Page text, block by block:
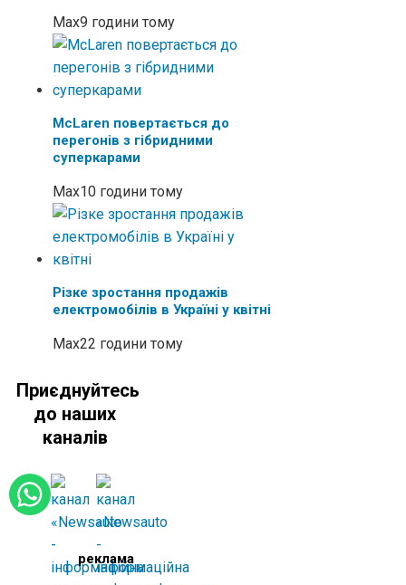
Max9 години тому
McLaren повертається до
перегонів з гібридними
суперкарами
Max10 години тому
Різке зростання продажів
електромобілів в Україні у квітні
Max22 години тому
Приєднуйтесь
до наших
каналів
реклама